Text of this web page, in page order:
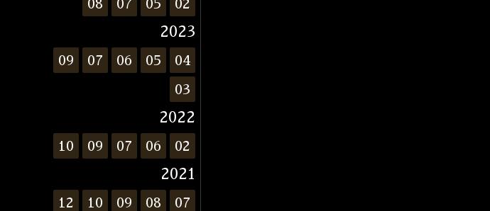
08 07 05 02
2023
09 07 06 05 04
03
2022
10 09 07 06 02
2021
12 10 09 08 07